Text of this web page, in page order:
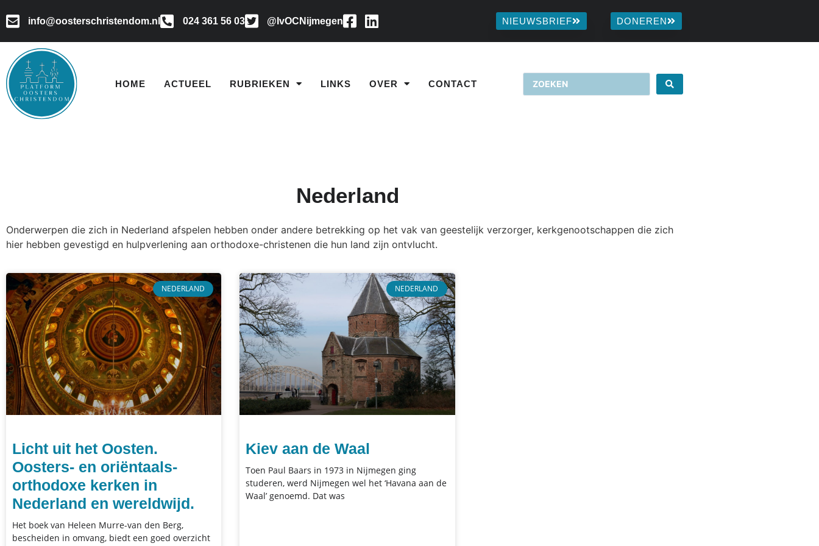
info@oosterschristendom.nl 024 361 56 03 @IvOCNijmegen NIEUWSBRIEF DONEREN
HOME ACTUEEL RUBRIEKEN LINKS OVER CONTACT
Nederland
Onderwerpen die zich in Nederland afspelen hebben onder andere betrekking op het vak van geestelijk verzorger, kerkgenootschappen die zich
hier hebben gevestigd en hulpverlening aan orthodoxe-christenen die hun land zijn ontvlucht.
NEDERLAND
Licht uit het Oosten.
Oosters- en oriëntaals-
orthodoxe kerken in
Nederland en wereldwijd.
Het boek van Heleen Murre-van den Berg,
bescheiden in omvang, biedt een goed overzicht
NEDERLAND
Kiev aan de Waal
Toen Paul Baars in 1973 in Nijmegen ging
studeren, werd Nijmegen wel het ‘Havana aan de
Waal’ genoemd. Dat was